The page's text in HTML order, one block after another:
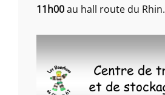
11h00au hall route du Rhin.